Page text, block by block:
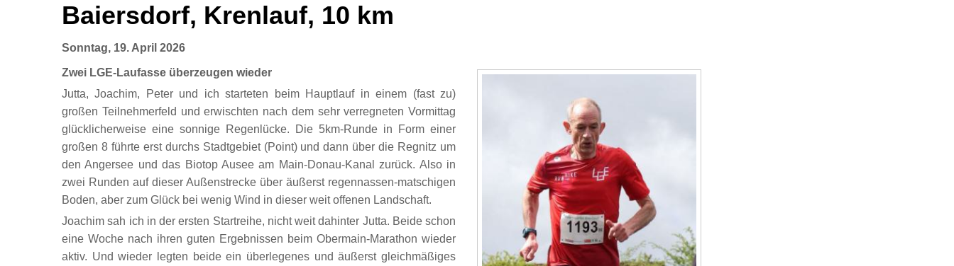
Baiersdorf, Krenlauf, 10 km
Sonntag, 19. April 2026
Zwei LGE-Laufasse überzeugen wieder
Jutta, Joachim, Peter und ich starteten beim Hauptlauf in einem (fast zu)
großen Teilnehmerfeld und erwischten nach dem sehr verregneten Vormittag
glücklicherweise eine sonnige Regenlücke. Die 5km-Runde in Form einer
großen 8 führte erst durchs Stadtgebiet (Point) und dann über die Regnitz um
den Angersee und das Biotop Ausee am Main-Donau-Kanal zurück. Also in
zwei Runden auf dieser Außenstrecke über äußerst regennassen-matschigen
Boden, aber zum Glück bei wenig Wind in dieser weit offenen Landschaft.
Joachim sah ich in der ersten Startreihe, nicht weit dahinter Jutta. Beide schon
eine Woche nach ihren guten Ergebnissen beim Obermain-Marathon wieder
aktiv. Und wieder legten beide ein überlegenes und äußerst gleichmäßiges